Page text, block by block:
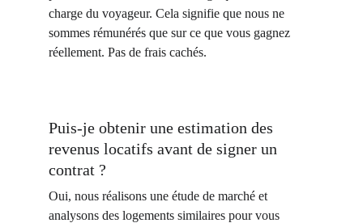
charge du voyageur. Cela signifie que nous ne
sommes rémunérés que sur ce que vous gagnez
réellement. Pas de frais cachés.
Puis-je obtenir une estimation des
revenus locatifs avant de signer un
contrat ?
Oui, nous réalisons une étude de marché et
analysons des logements similaires pour vous